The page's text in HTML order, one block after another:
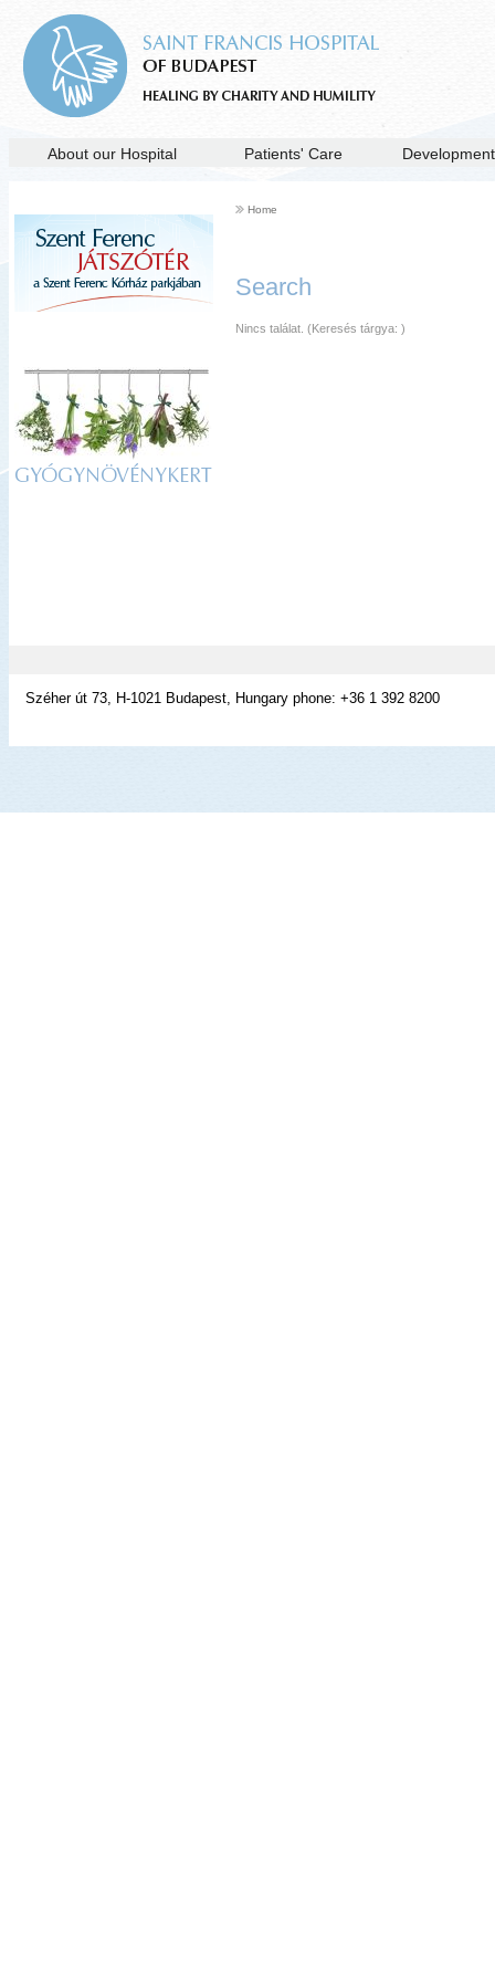
About our Hospital Patients' Care
GYÓGYNÖVÉNYKERT
Home
Search
Nincs találat. (Keresés tárgya: )
Széher út 73, H-1021 Budapest, Hungary phone: +36 1 392 8200